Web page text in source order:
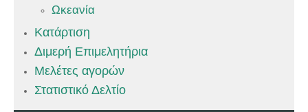
Ωκεανία
Κατάρτιση
Διμερή Επιμελητήρια
Μελέτες αγορών
Στατιστικό Δελτίο